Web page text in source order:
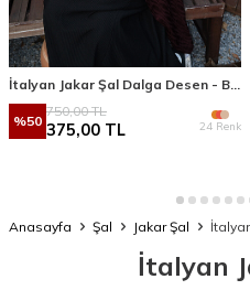
%50
750,00TL
375,00 TL 24 Renk
Anasayfa Şal Jakar Şal
İtalyan